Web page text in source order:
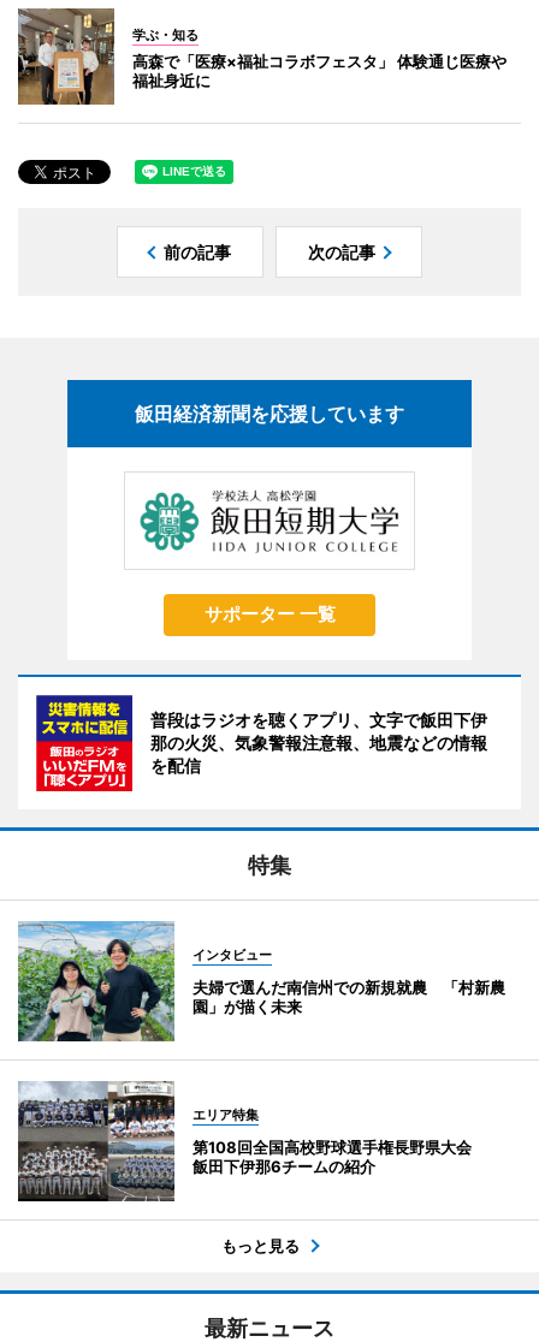
学ぶ・知る
高森で「医療×福祉コラボフェスタ」 体験通じ医療や
福祉身近に
前の記事 次の記事
飯田経済新聞を応援しています
サポーター 一覧
普段はラジオを聴くアプリ、文字で飯田下伊
那の火災、気象警報注意報、地震などの情報
を配信
特集
インタビュー
夫婦で選んだ南信州での新規就農 「村新農
園」が描く未来
エリア特集
第108回全国高校野球選手権長野県大会
飯田下伊那6チームの紹介
もっと見る
最新ニュース